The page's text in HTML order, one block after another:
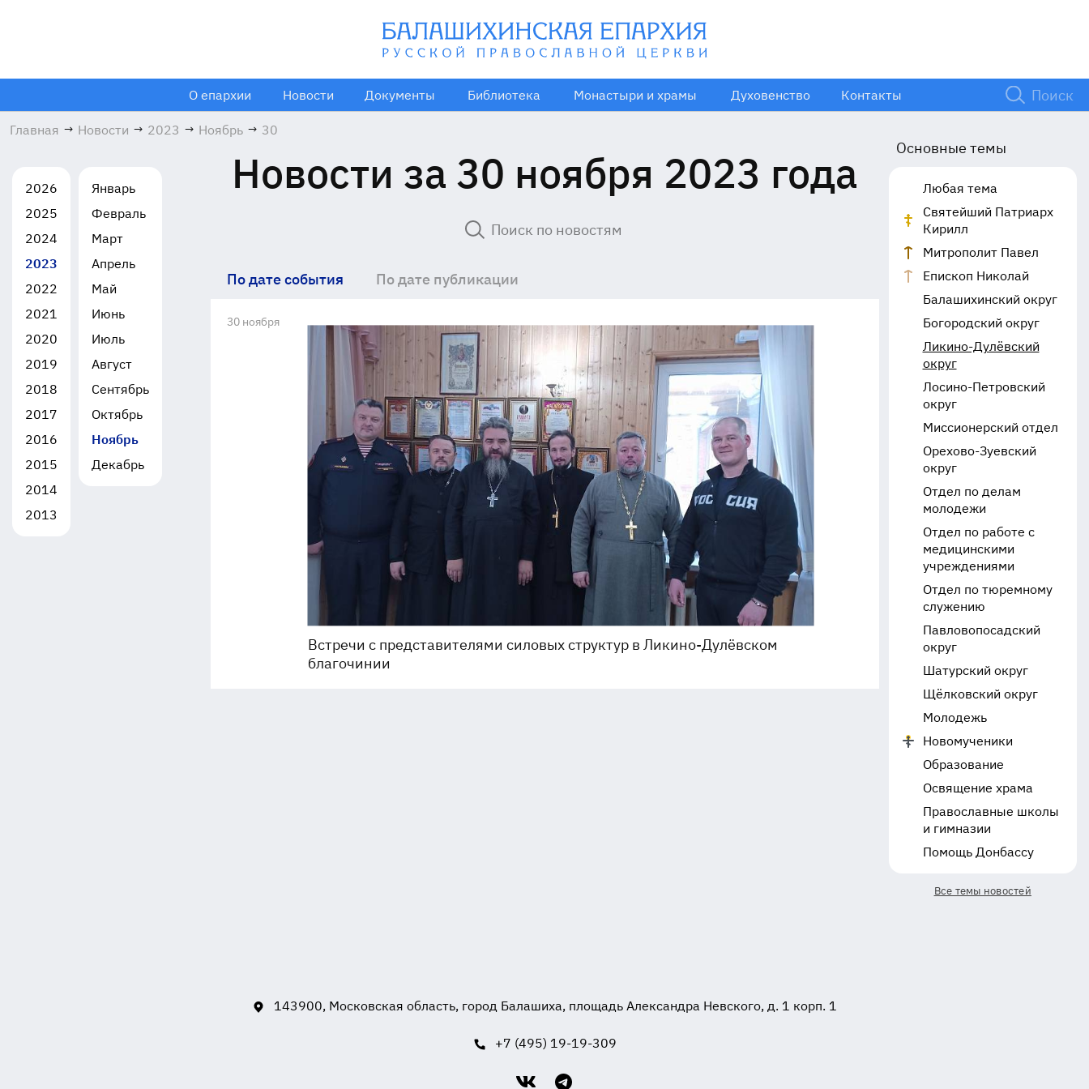
О епархии Новости Документы Библиотека Монастыри и храмы Духовенство Контакты
Главная → Новости → 2023 → Ноябрь → 30
2026
2025
2024
2023
2022
2021
2020
2019
2018
2017
2016
2015
2014
2013
Январь
Февраль
Март
Апрель
Май
Июнь
Июль
Август
Сентябрь
Октябрь
Ноябрь
Декабрь
Новости за 30 ноября 2023 года
По дате события По дате публикации
30 ноября
Встречи с представителями силовых структур в Ликино-Дулёвском
благочинии
Основные темы
Любая тема
Святейший Патриарх
Кирилл
Митрополит Павел
Епископ Николай
Балашихинский округ
Богородский округ
Ликино-Дулёвский
округ
Лосино-Петровский
округ
Миссионерский отдел
Орехово-Зуевский
округ
Отдел по делам
молодежи
Отдел по работе с
медицинскими
учреждениями
Отдел по тюремному
служению
Павловопосадский
округ
Шатурский округ
Щёлковский округ
Молодежь
Новомученики
Образование
Освящение храма
Православные школы
и гимназии
Помощь Донбассу
Все темы новостей
143900, Московская область, город Балашиха, площадь Александра Невского, д. 1 корп. 1
+7 (495) 19-19-309